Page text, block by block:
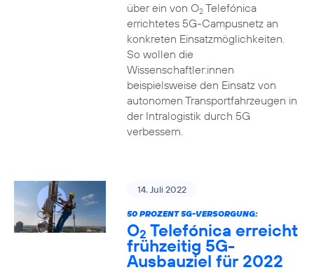
über ein von O2Telefónica
errichtetes 5G-Campusnetz an
konkreten Einsatzmöglichkeiten.
So wollen die
Wissenschaftler:innen
beispielsweise den Einsatz von
autonomen Transportfahrzeugen in
der Intralogistik durch 5G
verbessern.
14. Juli 2022
50 PROZENT 5G-VERSORGUNG:
O2 Telefónica erreicht
frühzeitig 5G-
Ausbauziel für 2022